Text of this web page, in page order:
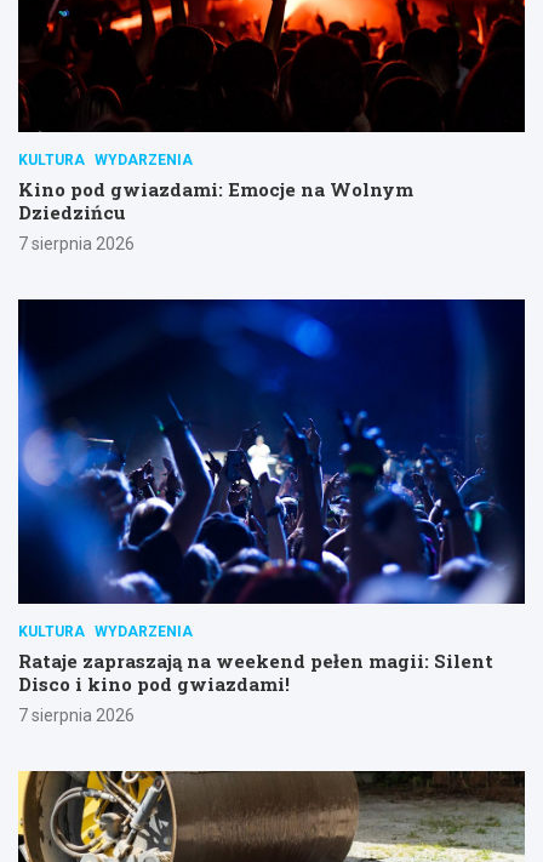
KULTURA WYDARZENIA
Kino pod gwiazdami: Emocje na Wolnym
Dziedzińcu
7 sierpnia 2026
KULTURA WYDARZENIA
Rataje zapraszają na weekend pełen magii: Silent
Disco i kino pod gwiazdami!
7 sierpnia 2026